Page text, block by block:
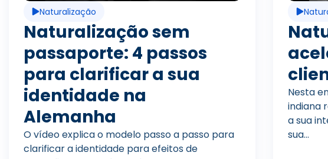
í
d
e
r
o
d
Naturalização
Naturalização sem
passaporte: 4 passos
para clarificar a sua
identidade na
Alemanha
O vídeo explica o modelo passo a passo para
clarificar a identidade para efeitos de
Nesta
indiana
a sua
sua...